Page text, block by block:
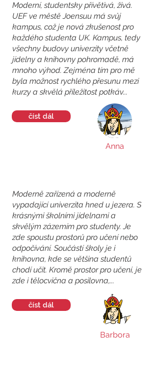
Moderní, studentsky přívětivá, živá.
UEF ve městě Joensuu má svůj
kampus, což je nová zkušenost pro
každého studenta UK. Kampus, tedy
všechny budovy univerzity včetně
jídelny a knihovny pohromadě, má
mnoho výhod. Zejména tím pro mě
byla možnost rychlého přesunu mezi
kurzy a skvělá příležitost potkáv...
číst dál
Anna
Moderně zařízená a moderně
vypadající univerzita hned u jezera. S
krásnými školními jídelnami a
skvělým zázemím pro studenty. Je
zde spoustu prostorů pro učení nebo
odpočívání. Součástí školy je i
knihovna, kde se většina studentů
chodí učit. Kromě prostor pro učení, je
zde i tělocvična a posilovna,...
číst dál
Barbora